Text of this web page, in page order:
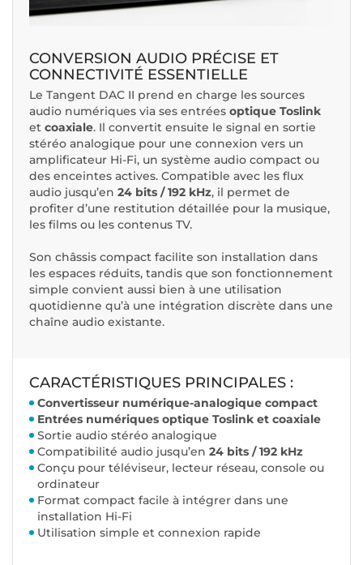
CONVERSION AUDIO PRÉCISE ET
CONNECTIVITÉ ESSENTIELLE
Le Tangent DAC II prend en charge les sources
audio numériques via ses entrées optique Toslink
et coaxiale. Il convertit ensuite le signal en sortie
stéréo analogique pour une connexion vers un
amplificateur Hi-Fi, un système audio compact ou
des enceintes actives. Compatible avec les flux
audio jusqu’en 24 bits / 192 kHz, il permet de
profiter d’une restitution détaillée pour la musique,
les films ou les contenus TV.
Son châssis compact facilite son installation dans
les espaces réduits, tandis que son fonctionnement
simple convient aussi bien à une utilisation
quotidienne qu’à une intégration discrète dans une
chaîne audio existante.
CARACTÉRISTIQUES PRINCIPALES :
Convertisseur numérique-analogique compact
Entrées numériques optique Toslink et coaxiale
Sortie audio stéréo analogique
Compatibilité audio jusqu’en 24 bits / 192 kHz
Conçu pour téléviseur, lecteur réseau, console ou
ordinateur
Format compact facile à intégrer dans une
installation Hi-Fi
Utilisation simple et connexion rapide